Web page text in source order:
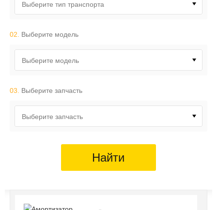
Выберите тип транспорта
02. Выберите модель
Выберите модель
03. Выберите запчасть
Выберите запчасть
Найти